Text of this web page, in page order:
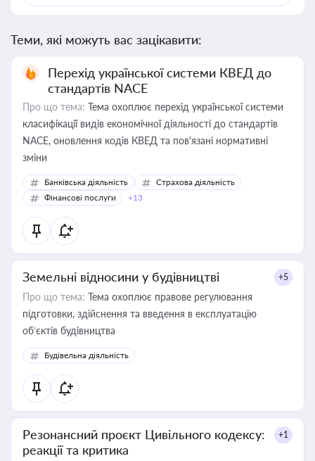
Теми, які можуть вас зацікавити:
Перехід української системи КВЕД до
стандартів NACE
Про що тема: Тема охоплює перехід української системи
класифікації видів економічної діяльності до стандартів
NACE, оновлення кодів КВЕД та пов'язані нормативні
зміни
Банківська діяльність
Страхова діяльність
Фінансові послуги
+13
Земельні відносини у будівництві +5
Про що тема: Тема охоплює правове регулювання
підготовки, здійснення та введення в експлуатацію
об’єктів будівництва
Будівельна діяльність
Резонансний проєкт Цивільного кодексу:
реакції та критика
+1